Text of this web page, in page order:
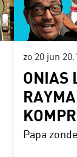
ONIAS
Papa
zo 20 jun